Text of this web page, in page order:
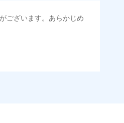
ございます。あらかじめ